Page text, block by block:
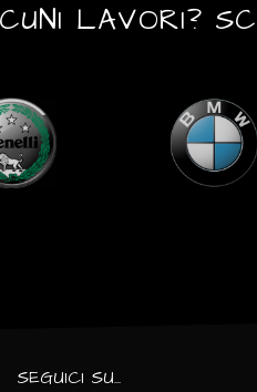
LAVORI?
SEGUICI SU...